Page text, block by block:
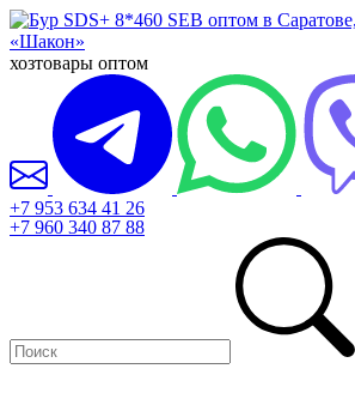
хозтовары оптом
+7 953 634 41 26
+7 960 340 87 88